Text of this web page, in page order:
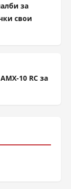
за
свои
10 RC за